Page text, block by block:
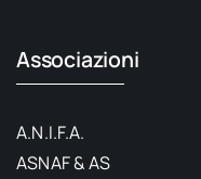
Associazioni
A.N.I.F.A.
ASNAF & AS